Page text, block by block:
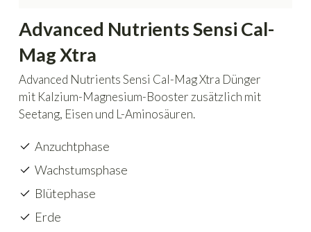
Advanced Nutrients Sensi Cal-
Mag Xtra
Advanced Nutrients Sensi Cal-Mag Xtra Dünger
mit Kalzium-Magnesium-Booster zusätzlich mit
Seetang, Eisen und L-Aminosäuren.
Anzuchtphase
Wachstumsphase
Blütephase
Erde